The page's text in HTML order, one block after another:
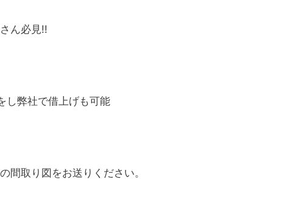
ん必見!!
し弊社で借上げも可能
間取り図をお送りください。